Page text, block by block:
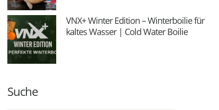
VNX+ Winter Edition – Winterboilie für
kaltes Wasser | Cold Water Boilie
Suche